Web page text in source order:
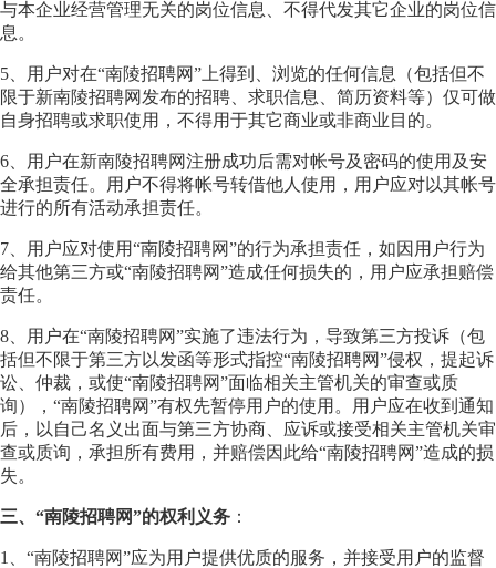
与本企业经营管理无关的岗位信息、不得代发其它企业的岗位信
息。
5、用户对在“南陵招聘网”上得到、浏览的任何信息（包括但不
限于新南陵招聘网发布的招聘、求职信息、简历资料等）仅可做
自身招聘或求职使用，不得用于其它商业或非商业目的。
6、用户在新南陵招聘网注册成功后需对帐号及密码的使用及安
全承担责任。用户不得将帐号转借他人使用，用户应对以其帐号
进行的所有活动承担责任。
7、用户应对使用“南陵招聘网”的行为承担责任，如因用户行为
给其他第三方或“南陵招聘网”造成任何损失的，用户应承担赔偿
责任。
8、用户在“南陵招聘网”实施了违法行为，导致第三方投诉（包
括但不限于第三方以发函等形式指控“南陵招聘网”侵权，提起诉
讼、仲裁，或使“南陵招聘网”面临相关主管机关的审查或质
询），“南陵招聘网”有权先暂停用户的使用。用户应在收到通知
后，以自己名义出面与第三方协商、应诉或接受相关主管机关审
查或质询，承担所有费用，并赔偿因此给“南陵招聘网”造成的损
失。
三、“南陵招聘网”的权利义务 ：
1、“南陵招聘网”应为用户提供优质的服务，并接受用户的监督